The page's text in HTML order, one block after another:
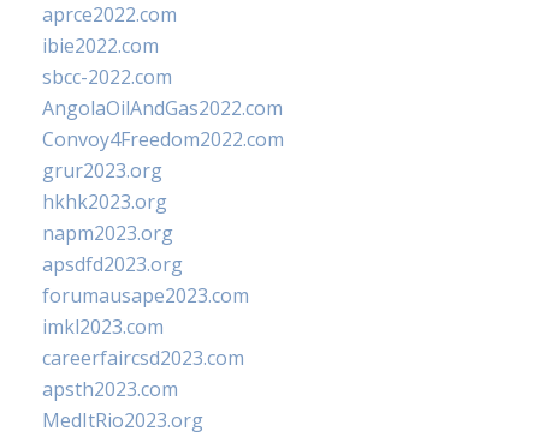
aprce2022.com
ibie2022.com
sbcc-2022.com
AngolaOilAndGas2022.com
Convoy4Freedom2022.com
grur2023.org
hkhk2023.org
napm2023.org
apsdfd2023.org
forumausape2023.com
imkl2023.com
careerfaircsd2023.com
apsth2023.com
MedItRio2023.org